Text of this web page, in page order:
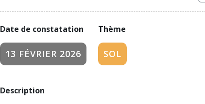
Date de constatation
13 FÉVRIER 2026
Thème
SOL
Description